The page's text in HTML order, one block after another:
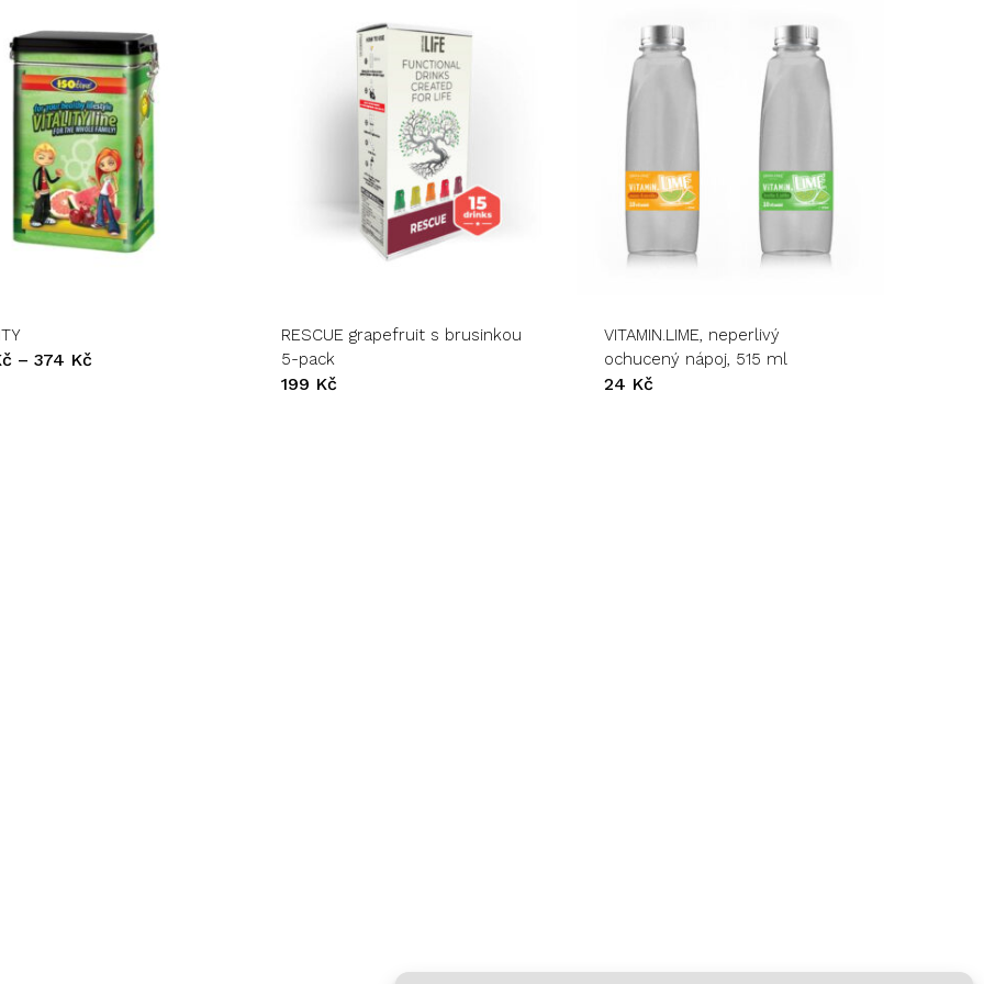
– 374 Kč
RESCUE grapefruit s brusinkou
5-pack
199 Kč
Tento
produkt
variant.
Možnosti
lze
VITAMIN.LIME, neperlivý
ochucený nápoj, 515 ml
24 Kč